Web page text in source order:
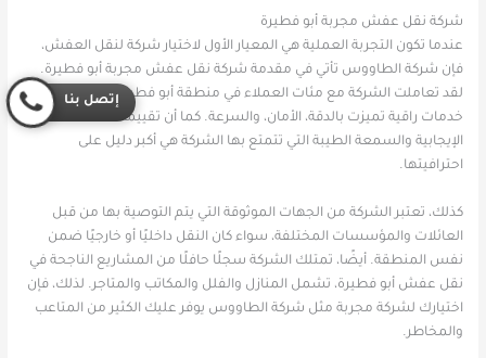
شركة نقل عفش مجربة أبو فطيرة
عندما تكون التجربة العملية هي المعيار الأول لاختيار شركة لنقل العفش،
فإن شركة الطاووس تأتي في مقدمة شركة نقل عفش مجربة أبو فطيرة.
لقد تعاملت الشركة مع مئات العملاء في منطقة أبو فطيرة وقدمت لهم
خدمات راقية تميزت بالدقة، الأمان، والسرعة. كما أن تقييمات العملاء
الإيجابية والسمعة الطيبة التي تتمتع بها الشركة هي أكبر دليل على
احترافيتها.
كذلك، تعتبر الشركة من الجهات الموثوقة التي يتم التوصية بها من قبل
العائلات والمؤسسات المختلفة، سواء كان النقل داخليًا أو خارجيًا ضمن
نفس المنطقة. أيضًا، تمتلك الشركة سجلًا حافلًا من المشاريع الناجحة في
نقل عفش أبو فطيرة، تشمل المنازل والفلل والمكاتب والمتاجر. لذلك، فإن
اختيارك لشركة مجربة مثل شركة الطاووس يوفر عليك الكثير من المتاعب
والمخاطر.
إتصل بنا